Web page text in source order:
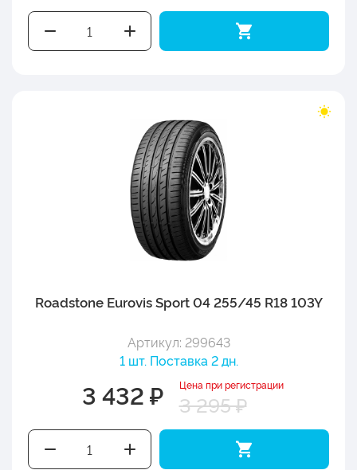
Roadstone Eurovis Sport 04 255/45 R18 103Y
Артикул: 299643
1 шт. Поставка 2 дн.
3 432 ₽ Цена при регистрации
3 295 ₽